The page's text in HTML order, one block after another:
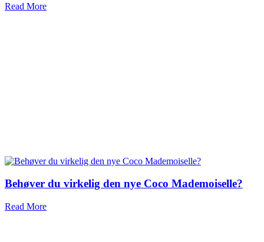
Read More
Behøver du virkelig den nye Coco Mademoiselle?
Read More